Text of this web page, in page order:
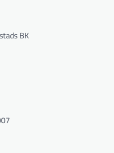
BK